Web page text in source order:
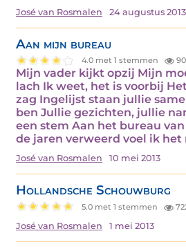
José van Rosmalen 24 augustus 2013
Aan mijn bureau
4.0 met 1 stemmen
Mijn vader kijkt opzij Mijn
lach Ik weet, het is voorbij
zag Ingelijst staan jullie
ben Jullie gezichten, jullie
een stem Aan het bureau
de jaren verweerd voel ik het
José van Rosmalen 10 mei 2013
Hollandsche Schouwburg
5.0 met 1 stemmen
José van Rosmalen 1 mei 2013